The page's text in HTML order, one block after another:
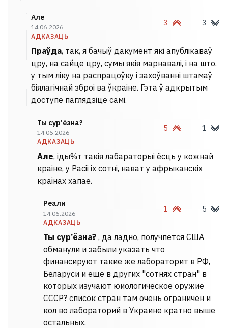
Але
14.06.2026
АДКАЗАЦЬ
3 3
Праўда, так, я бачыў дакумент які апублікаваў
цру, на сайце цру, сумы якія марнавалі, і на што.
у тым ліку на распрацоўку і захоўванні штамаў
біялагічнай зброі ва ўкраіне. Гэта ў адкрытым
доступе паглядзіце самі.
Ты сур’ёзна?
14.06.2026
АДКАЗАЦЬ
5 1
Але, іды%т такія лабараторыі ёсць у кожнай
краіне, у Расіі іх сотні, нават у афрыканскіх
краінах хапае.
Реали
14.06.2026
АДКАЗАЦЬ
1 5
Ты сур’ёзна? , да ладно, получпется США
обманули и забыли указать что
финансируют такие же лабораторит в РФ,
Беларуси и еще в других "сотнях стран" в
которых изучают юиологическое оружие
СССР? список стран там очень ограничен и
кол во лабораторий в Украине кратно выше
остальных.